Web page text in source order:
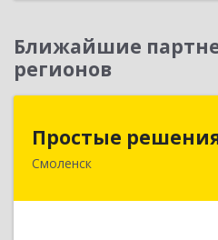
Ближайшие
регионов
Простые
Смоленск
214015, Смоленская